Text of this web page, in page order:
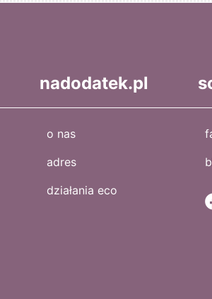
nadodatek.pl
o nas
adres
działania eco